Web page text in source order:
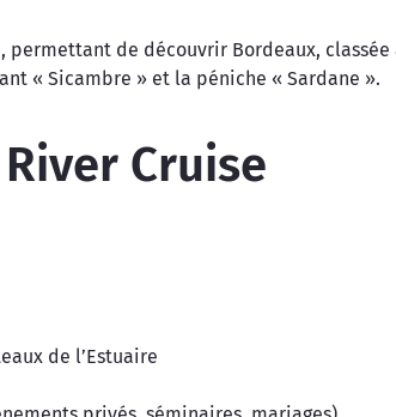
de découvrir Bordeaux, classée
« Sicambre » et la péniche « Sardane ».
Cruise
de l’Estuaire